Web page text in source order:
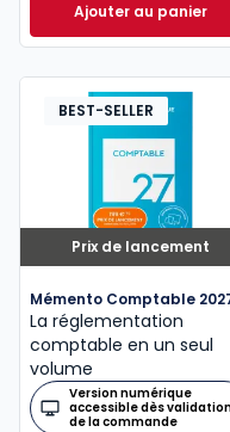
Ajouter au panier
Mémento
Prix de lancement
BEST-SELLER
Mémento Comptable
La réglementation
comptable en un seul
volume
Version numérique
accessible dès
de la commande